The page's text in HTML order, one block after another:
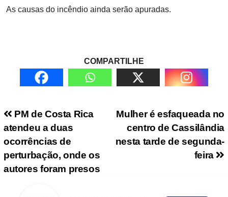
As causas do incêndio ainda serão apuradas.
COMPARTILHE
Navegação de PostMulher é esfaqueada no
centro de Cassilândia
nesta tarde de segunda-
feira
PM de Costa Rica
atendeu a duas
ocorrências de
perturbação, onde os
autores foram presos